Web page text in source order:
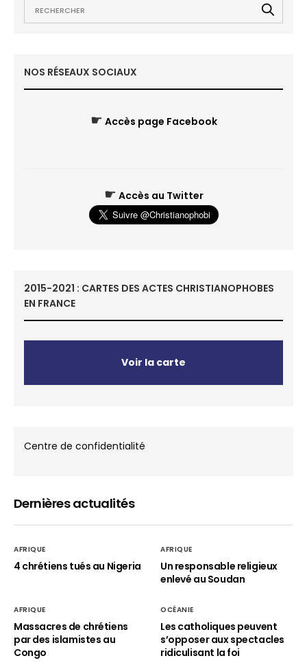
NOS RÉSEAUX SOCIAUX
☛ Accès page Facebook
☛ Accès au Twitter
2015-2021 : CARTES DES ACTES CHRISTIANOPHOBES
EN FRANCE
Voir la carte
Centre de confidentialité
Dernières actualités
AFRIQUE
4 chrétiens tués au Nigeria
AFRIQUE
Un responsable religieux
enlevé au Soudan
AFRIQUE
Massacres de chrétiens
par des islamistes au
Congo
OCÉANIE
Les catholiques peuvent
s’opposer aux spectacles
ridiculisant la foi